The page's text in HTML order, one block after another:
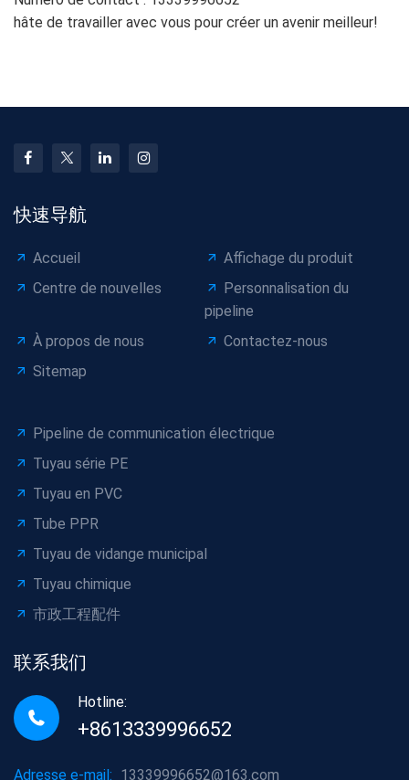
hâte de travailler avec vous pour créer un avenir meilleur!
快速导航
Accueil
Affichage du produit
Centre de nouvelles
Personnalisation du
pipeline
À propos de nous
Contactez-nous
Sitemap
Pipeline de communication électrique
Tuyau série PE
Tuyau en PVC
Tube PPR
Tuyau de vidange municipal
Tuyau chimique
市政工程配件
联系我们
Hotline:
+8613339996652
Adresse e-mail: 13339996652@163.com